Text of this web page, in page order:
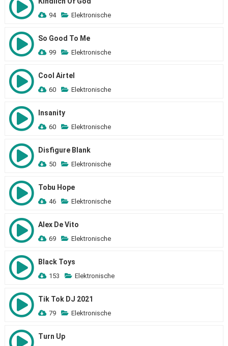
94 Elektronische
So Good To Me
99 Elektronische
Cool Airtel
60 Elektronische
Insanity
60 Elektronische
Disfigure Blank
50 Elektronische
Tobu Hope
46 Elektronische
Alex De Vito
69 Elektronische
Black Toys
153 Elektronische
Tik Tok DJ 2021
79 Elektronische
Turn Up